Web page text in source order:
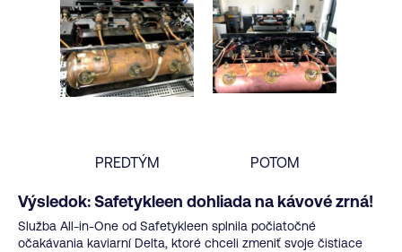
PREDTÝM POTOM
Výsledok: Safetykleen dohliada na kávové zrná!
Služba All-in-One od Safetykleen splnila počiatočné
očakávania kaviarní Delta, ktoré chceli zmeniť svoje čistiace